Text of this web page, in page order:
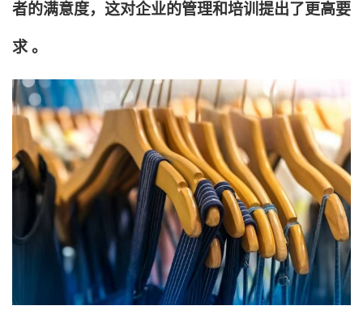
者的满意度，这对企业的管理和培训提出了更高要
求 。